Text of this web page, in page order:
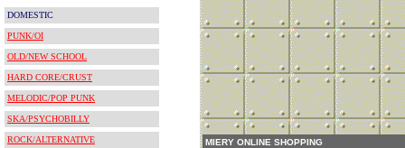
DOMESTIC
PUNK/OI
OLD/NEW SCHOOL
HARD CORE/CRUST
MELODIC/POP PUNK
SKA/PSYCHOBILLY
ROCK/ALTERNATIVE MIERY ONLINE SHOPPING